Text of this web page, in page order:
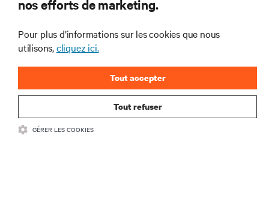
l’alimentation et le refroidissement des data centers
et des infrastructures informatiques critiques.
S’INSCRIRE MAINTENANT
nos efforts de marketing.
Pour plus d’informations sur les cookies que nous
utilisons,cliquez ici.
Tout refuser
Tout accepter
GÉRER LES COOKIES